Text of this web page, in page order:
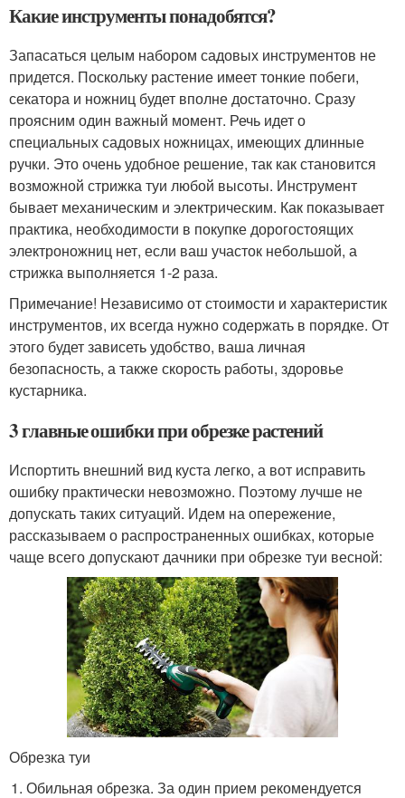
Какие инструменты понадобятся?
Запасаться целым набором садовых инструментов не
придется. Поскольку растение имеет тонкие побеги,
секатора и ножниц будет вполне достаточно. Сразу
проясним один важный момент. Речь идет о
специальных садовых ножницах, имеющих длинные
ручки. Это очень удобное решение, так как становится
возможной стрижка туи любой высоты. Инструмент
бывает механическим и электрическим. Как показывает
практика, необходимости в покупке дорогостоящих
электроножниц нет, если ваш участок небольшой, а
стрижка выполняется 1-2 раза.
Примечание! Независимо от стоимости и характеристик
инструментов, их всегда нужно содержать в порядке. От
этого будет зависеть удобство, ваша личная
безопасность, а также скорость работы, здоровье
кустарника.
3 главные ошибки при обрезке растений
Испортить внешний вид куста легко, а вот исправить
ошибку практически невозможно. Поэтому лучше не
допускать таких ситуаций. Идем на опережение,
рассказываем о распространенных ошибках, которые
чаще всего допускают дачники при обрезке туи весной:
Обрезка туи
Обильная обрезка. За один прием рекомендуется